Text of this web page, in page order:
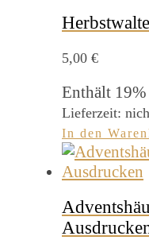
5,00 €
Enthält
Lieferzeit:
In den